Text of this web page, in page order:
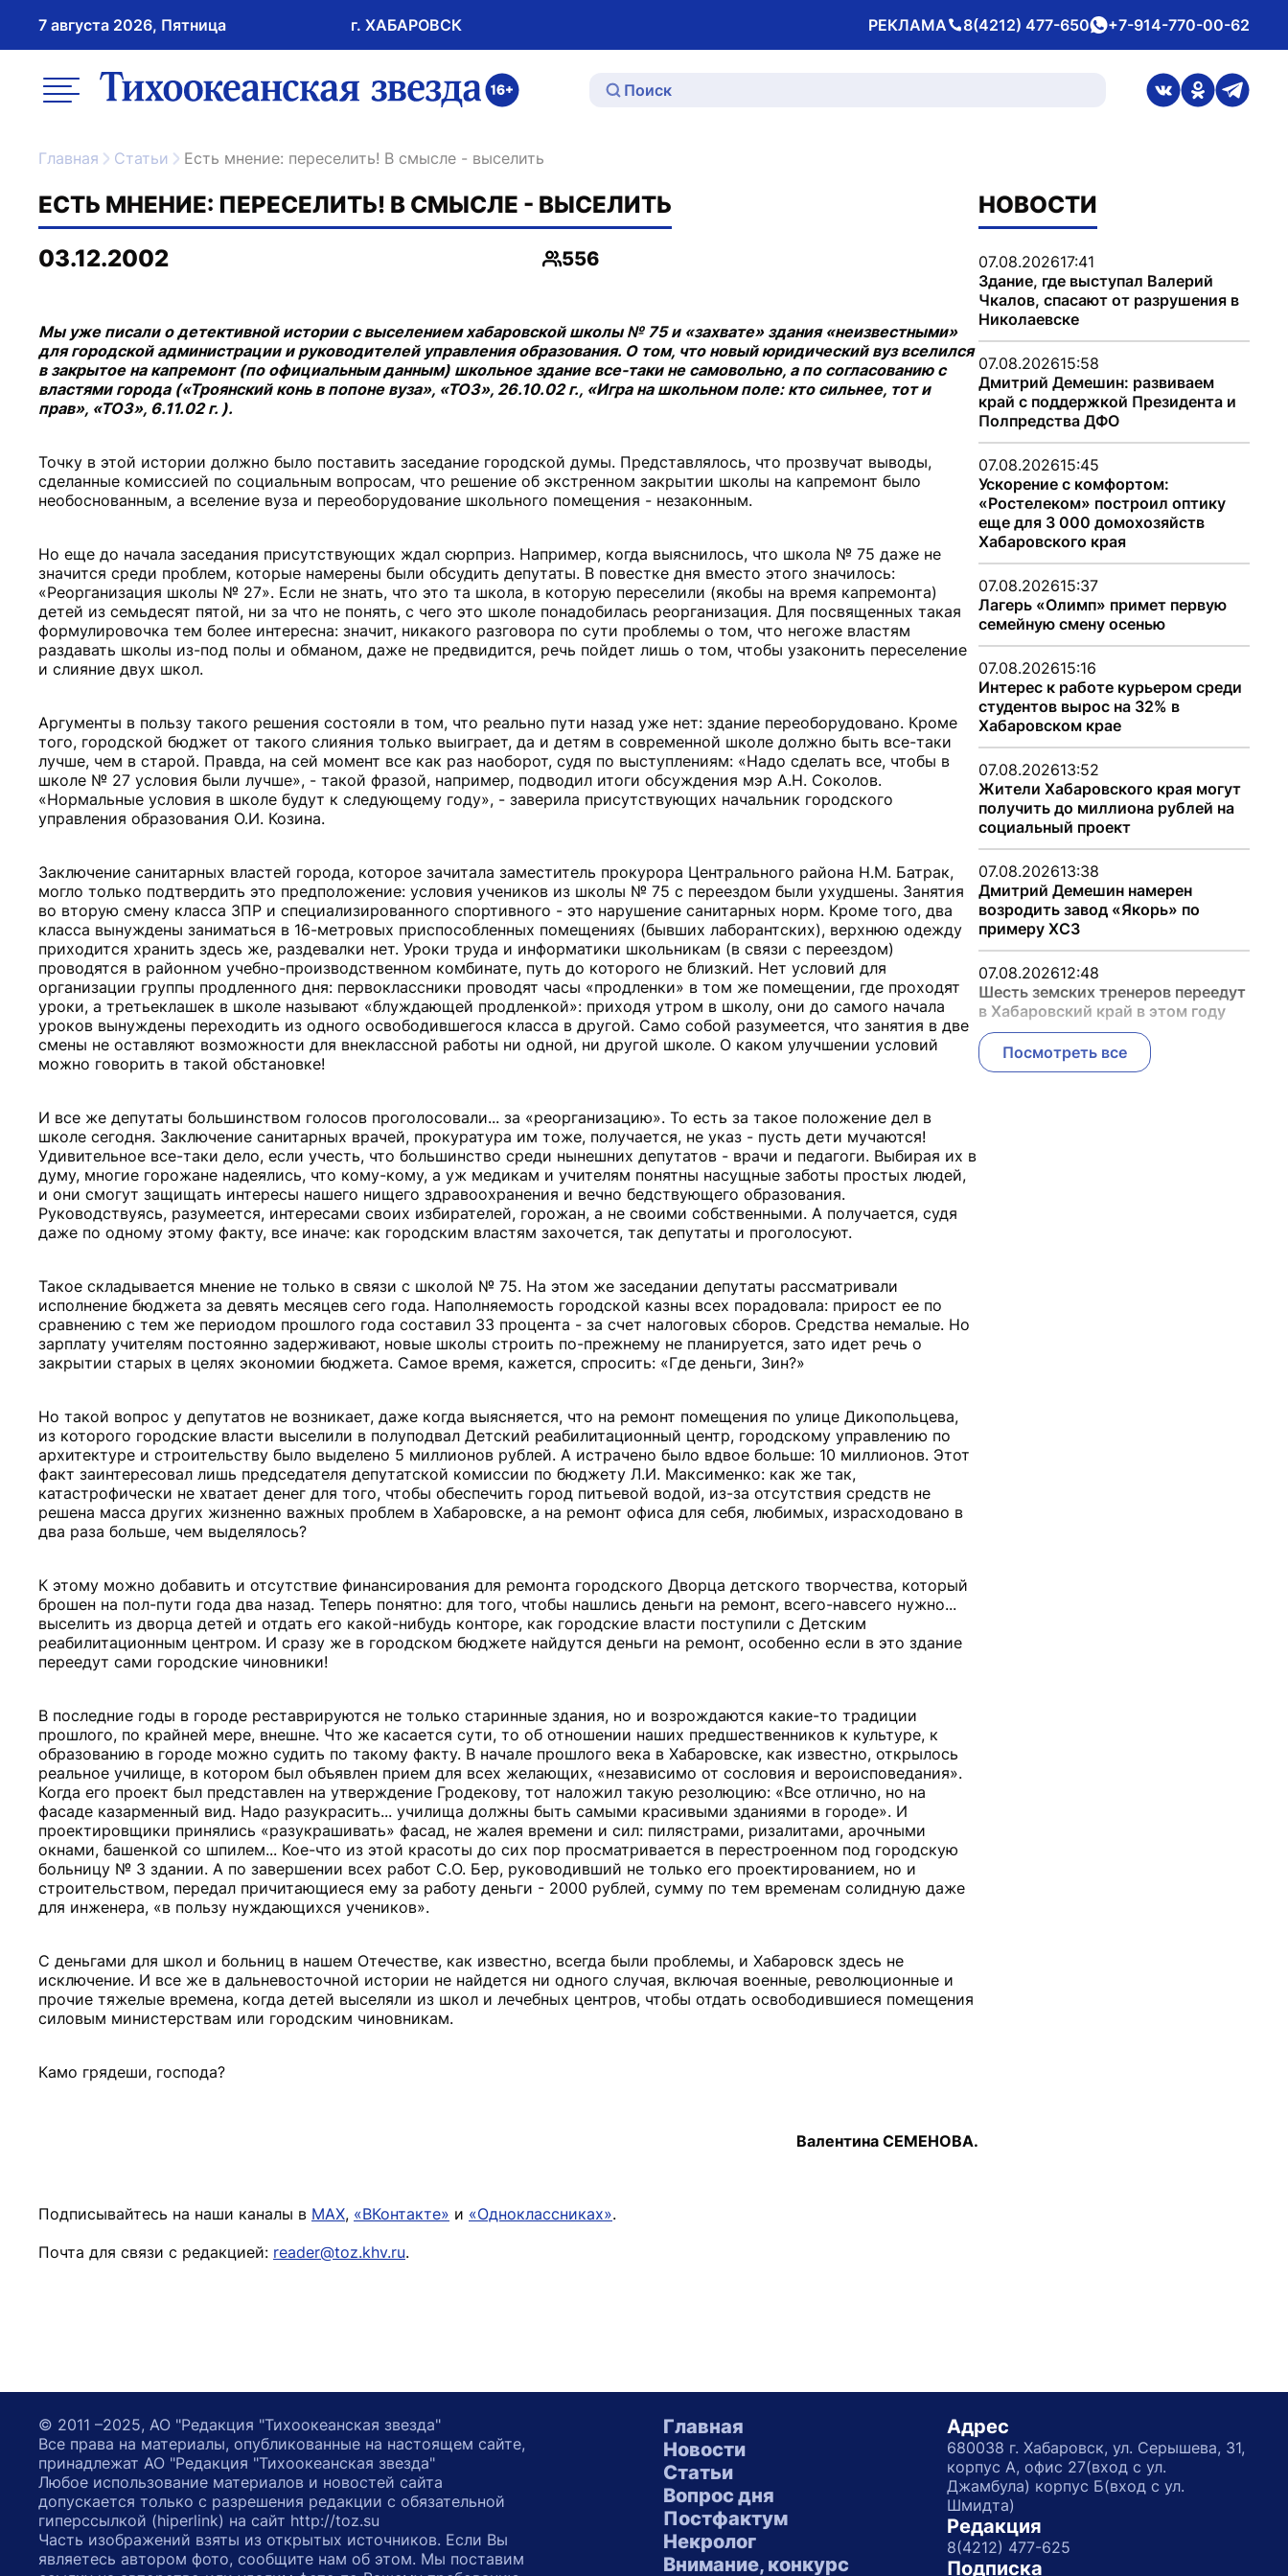
7 августа 2026, Пятница г. ХАБАРОВСК РЕКЛАМА
Телефон 8(4212) 477-650whatsApp
+7-914-770-00-62
меню ссылка на главную
ссылка на
ссылка на
Главная Статьи Есть мнение: переселить! В смысле - выселить
ЕСТЬ МНЕНИЕ: ПЕРЕСЕЛИТЬ! В СМЫСЛЕ - ВЫСЕЛИТЬ
03.12.2002
Просмотры
556
Мы уже писали о детективной истории с выселением хабаровской школы № 75 и «захвате» здания «неизвестными»
для городской администрации и руководителей управления образования. О том, что новый юридический вуз вселился
в закрытое на капремонт (по официальным данным) школьное здание все-таки не самовольно, а по согласованию с
властями города («Троянский конь в попоне вуза», «ТОЗ», 26.10.02 г., «Игра на школьном поле: кто сильнее, тот и
прав», «ТОЗ», 6.11.02 г. ).
Точку в этой истории должно было поставить заседание городской думы. Представлялось, что прозвучат выводы,
сделанные комиссией по социальным вопросам, что решение об экстренном закрытии школы на капремонт было
необоснованным, а вселение вуза и переоборудование школьного помещения - незаконным.
Но еще до начала заседания присутствующих ждал сюрприз. Например, когда выяснилось, что школа № 75 даже не
значится среди проблем, которые намерены были обсудить депутаты. В повестке дня вместо этого значилось:
«Реорганизация школы № 27». Если не знать, что это та школа, в которую переселили (якобы на время капремонта)
детей из семьдесят пятой, ни за что не понять, с чего это школе понадобилась реорганизация. Для посвященных такая
формулировочка тем более интересна: значит, никакого разговора по сути проблемы о том, что негоже властям
раздавать школы из-под полы и обманом, даже не предвидится, речь пойдет лишь о том, чтобы узаконить переселение
и слияние двух школ.
Аргументы в пользу такого решения состояли в том, что реально пути назад уже нет: здание переоборудовано. Кроме
того, городской бюджет от такого слияния только выиграет, да и детям в современной школе должно быть все-таки
лучше, чем в старой. Правда, на сей момент все как раз наоборот, судя по выступлениям: «Надо сделать все, чтобы в
школе № 27 условия были лучше», - такой фразой, например, подводил итоги обсуждения мэр А.Н. Соколов.
«Нормальные условия в школе будут к следующему году», - заверила присутствующих начальник городского
управления образования О.И. Козина.
Заключение санитарных властей города, которое зачитала заместитель прокурора Центрального района Н.М. Батрак,
могло только подтвердить это предположение: условия учеников из школы № 75 с переездом были ухудшены. Занятия
во вторую смену класса ЗПР и специализированного спортивного - это нарушение санитарных норм. Кроме того, два
класса вынуждены заниматься в 16-метровых приспособленных помещениях (бывших лаборантских), верхнюю одежду
приходится хранить здесь же, раздевалки нет. Уроки труда и информатики школьникам (в связи с переездом)
проводятся в районном учебно-производственном комбинате, путь до которого не близкий. Нет условий для
организации группы продленного дня: первоклассники проводят часы «продленки» в том же помещении, где проходят
уроки, а третьеклашек в школе называют «блуждающей продленкой»: приходя утром в школу, они до самого начала
уроков вынуждены переходить из одного освободившегося класса в другой. Само собой разумеется, что занятия в две
смены не оставляют возможности для внеклассной работы ни одной, ни другой школе. О каком улучшении условий
можно говорить в такой обстановке!
И все же депутаты большинством голосов проголосовали... за «реорганизацию». То есть за такое положение дел в
школе сегодня. Заключение санитарных врачей, прокуратура им тоже, получается, не указ - пусть дети мучаются!
Удивительное все-таки дело, если учесть, что большинство среди нынешних депутатов - врачи и педагоги. Выбирая их в
думу, многие горожане надеялись, что кому-кому, а уж медикам и учителям понятны насущные заботы простых людей,
и они смогут защищать интересы нашего нищего здравоохранения и вечно бедствующего образования.
Руководствуясь, разумеется, интересами своих избирателей, горожан, а не своими собственными. А получается, судя
даже по одному этому факту, все иначе: как городским властям захочется, так депутаты и проголосуют.
Такое складывается мнение не только в связи с школой № 75. На этом же заседании депутаты рассматривали
исполнение бюджета за девять месяцев сего года. Наполняемость городской казны всех порадовала: прирост ее по
сравнению с тем же периодом прошлого года составил 33 процента - за счет налоговых сборов. Средства немалые. Но
зарплату учителям постоянно задерживают, новые школы строить по-прежнему не планируется, зато идет речь о
закрытии старых в целях экономии бюджета. Самое время, кажется, спросить: «Где деньги, Зин?»
Но такой вопрос у депутатов не возникает, даже когда выясняется, что на ремонт помещения по улице Дикопольцева,
из которого городские власти выселили в полуподвал Детский реабилитационный центр, городскому управлению по
архитектуре и строительству было выделено 5 миллионов рублей. А истрачено было вдвое больше: 10 миллионов. Этот
факт заинтересовал лишь председателя депутатской комиссии по бюджету Л.И. Максименко: как же так,
катастрофически не хватает денег для того, чтобы обеспечить город питьевой водой, из-за отсутствия средств не
решена масса других жизненно важных проблем в Хабаровске, а на ремонт офиса для себя, любимых, израсходовано в
два раза больше, чем выделялось?
К этому можно добавить и отсутствие финансирования для ремонта городского Дворца детского творчества, который
брошен на пол-пути года два назад. Теперь понятно: для того, чтобы нашлись деньги на ремонт, всего-навсего нужно...
выселить из дворца детей и отдать его какой-нибудь конторе, как городские власти поступили с Детским
реабилитационным центром. И сразу же в городском бюджете найдутся деньги на ремонт, особенно если в это здание
переедут сами городские чиновники!
В последние годы в городе реставрируются не только старинные здания, но и возрождаются какие-то традиции
прошлого, по крайней мере, внешне. Что же касается сути, то об отношении наших предшественников к культуре, к
образованию в городе можно судить по такому факту. В начале прошлого века в Хабаровске, как известно, открылось
реальное училище, в котором был объявлен прием для всех желающих, «независимо от сословия и вероисповедания».
Когда его проект был представлен на утверждение Гродекову, тот наложил такую резолюцию: «Все отлично, но на
фасаде казарменный вид. Надо разукрасить... училища должны быть самыми красивыми зданиями в городе». И
проектировщики принялись «разукрашивать» фасад, не жалея времени и сил: пилястрами, ризалитами, арочными
окнами, башенкой со шпилем... Кое-что из этой красоты до сих пор просматривается в перестроенном под городскую
больницу № 3 здании. А по завершении всех работ С.О. Бер, руководивший не только его проектированием, но и
строительством, передал причитающиеся ему за работу деньги - 2000 рублей, сумму по тем временам солидную даже
для инженера, «в пользу нуждающихся учеников».
С деньгами для школ и больниц в нашем Отечестве, как известно, всегда были проблемы, и Хабаровск здесь не
исключение. И все же в дальневосточной истории не найдется ни одного случая, включая военные, революционные и
прочие тяжелые времена, когда детей выселяли из школ и лечебных центров, чтобы отдать освободившиеся помещения
силовым министерствам или городским чиновникам.
Камо грядеши, господа?
Валентина СЕМЕНОВА.
Подписывайтесь на наши каналы в MAX, «ВКонтакте» и «Одноклассниках».
Почта для связи с редакцией: reader@toz.khv.ru.
НОВОСТИ
07.08.202617:41
Здание, где выступал Валерий
Чкалов, спасают от разрушения в
Николаевске
07.08.202615:58
Дмитрий Демешин: развиваем
край с поддержкой Президента и
Полпредства ДФО
07.08.202615:45
Ускорение с комфортом:
«Ростелеком» построил оптику
еще для 3 000 домохозяйств
Хабаровского края
07.08.202615:37
Лагерь «Олимп» примет первую
семейную смену осенью
07.08.202615:16
Интерес к работе курьером среди
студентов вырос на 32% в
Хабаровском крае
07.08.202613:52
Жители Хабаровского края могут
получить до миллиона рублей на
социальный проект
07.08.202613:38
Дмитрий Демешин намерен
возродить завод «Якорь» по
примеру ХСЗ
07.08.202612:48
Шесть земских тренеров переедут
в Хабаровский край в этом году
Посмотреть все
Главная
Новости
Статьи
Вопрос дня
Постфактум
Некролог
Внимание, конкурс
Адрес
680038 г. Хабаровск, ул. Серышева, 31,
корпус А, офис 27(вход с ул.
Джамбула) корпус Б(вход с ул.
Шмидта)
Редакция
8(4212) 477-625
Подписка
© 2011 –2025, АО "Редакция "Тихоокеанская звезда"
Все права на материалы, опубликованные на настоящем сайте,
принадлежат АО "Редакция "Тихоокеанская звезда"
Любое использование материалов и новостей сайта
допускается только с разрешения редакции с обязательной
гиперссылкой (hiperlink) на сайт http://toz.su
Часть изображений взяты из открытых источников. Если Вы
являетесь автором фото, сообщите нам об этом. Мы поставим